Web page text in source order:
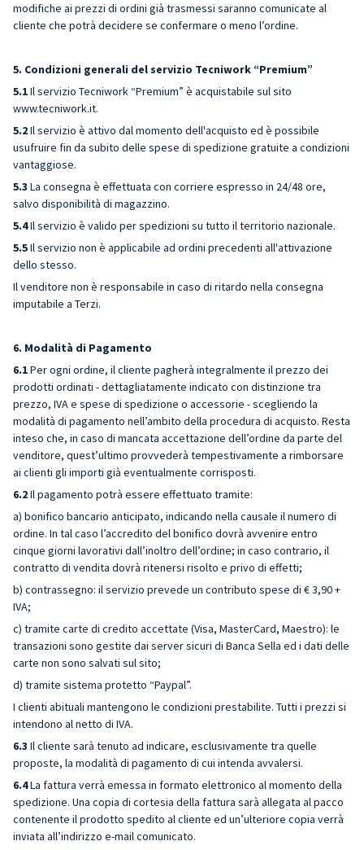
modifiche ai prezzi di ordini già trasmessi saranno comunicate al
cliente che potrà decidere se confermare o meno l’ordine.
5. Condizioni generali del servizio Tecniwork “Premium”
5.1Il servizio Tecniwork “Premium” è acquistabile sul sito
www.tecniwork.it.
5.2Il servizio è attivo dal momento dell'acquisto ed è possibile
usufruire fin da subito delle spese di spedizione gratuite a condizioni
vantaggiose.
5.3 La consegna è effettuata con corriere espresso in 24/48 ore,
salvo disponibilità di magazzino.
5.4Il servizio è valido per spedizioni su tutto il territorio nazionale.
5.5Il servizio non è applicabile ad ordini precedenti all'attivazione
dello stesso.
Il venditore non è responsabile in caso di ritardo nella consegna
imputabile a Terzi.
6. Modalità di Pagamento
6.1Per ogni ordine, il cliente pagherà integralmente il prezzo dei
prodotti ordinati - dettagliatamente indicato con distinzione tra
prezzo, IVA e spese di spedizione o accessorie - scegliendo la
modalità di pagamento nell’ambito della procedura di acquisto. Resta
inteso che, in caso di mancata accettazione dell’ordine da parte del
venditore, quest’ultimo provvederà tempestivamente a rimborsare
ai clienti gli importi già eventualmente corrisposti.
6.2Il pagamento potrà essere effettuato tramite:
a) bonifico bancario anticipato, indicando nella causale il numero di
ordine. In tal caso l’accredito del bonifico dovrà avvenire entro
cinque giorni lavorativi dall’inoltro dell’ordine; in caso contrario, il
contratto di vendita dovrà ritenersi risolto e privo di effetti;
b) contrassegno: il servizio prevede un contributo spese di € 3,90 +
IVA;
c) tramite carte di credito accettate (Visa, MasterCard, Maestro): le
transazioni sono gestite dai server sicuri di Banca Sella ed i dati delle
carte non sono salvati sul sito;
d) tramite sistema protetto “Paypal”.
I clienti abituali mantengono le condizioni prestabilite. Tutti i prezzi si
intendono al netto di IVA.
6.3 Il cliente sarà tenuto ad indicare, esclusivamente tra quelle
proposte, la modalità di pagamento di cui intenda avvalersi.
6.4La fattura verrà emessa in formato elettronico al momento della
spedizione. Una copia di cortesia della fattura sarà allegata al pacco
contenente il prodotto spedito al cliente ed un’ulteriore copia verrà
inviata all’indirizzo e-mail comunicato.